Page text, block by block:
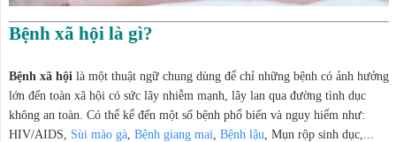
Bệnh xã hội là gì?
Bệnh xã hộilà một thuật ngữ chung dùng để chỉ những bệnh có ảnh hưởng
lớn đến toàn xã hội có sức lây nhiễm mạnh, lây lan qua đường tình dục
không an toàn. Có thể kể đến một số bệnh phổ biến và nguy hiểm như:
HIV/AIDS, Sùi mào gà, Bệnh giang mai, Bệnh lậu, Mụn rộp sinh dục,...